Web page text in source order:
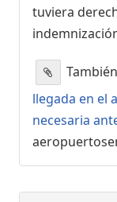
tuviera
llegada en el
necesaria